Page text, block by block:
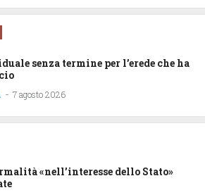
senza termine per l’erede che ha
- 7 agosto 2026
«nell’interesse dello Stato»